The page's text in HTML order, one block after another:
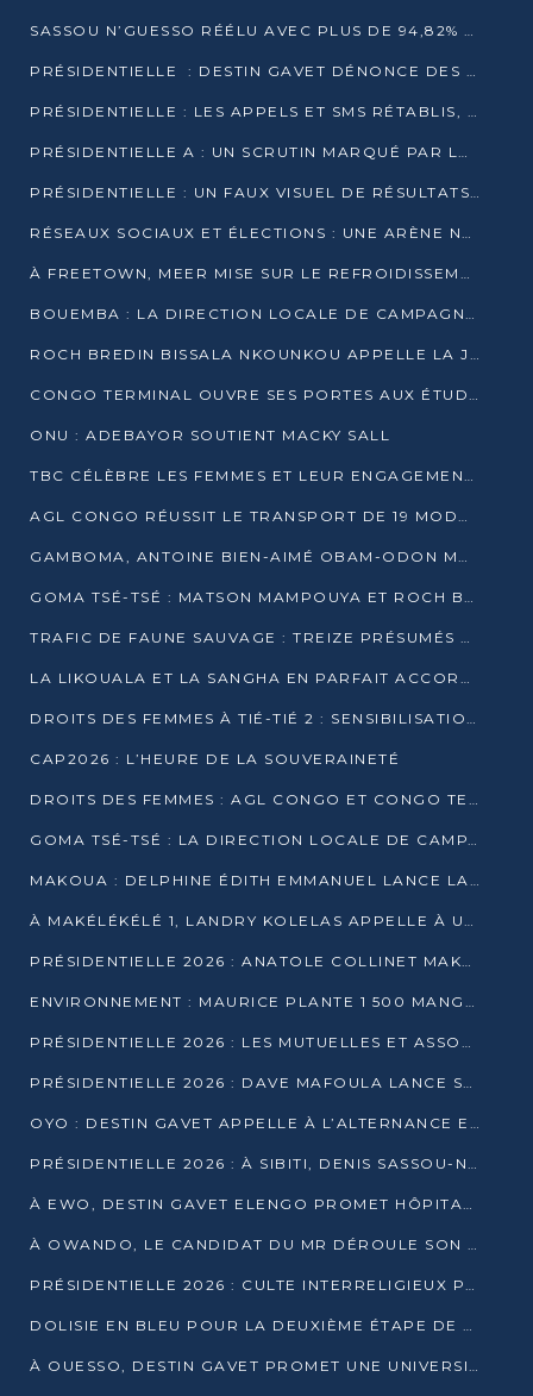
SASSOU N’GUESSO RÉÉLU AVEC PLUS DE 94,82% DES VOIX
PRÉSIDENTIELLE : DESTIN GAVET DÉNONCE DES IRRÉGULARITÉS ET REVENDIQUE LA VICTOIRE
PRÉSIDENTIELLE : LES APPELS ET SMS RÉTABLIS, INTERNET RESTE BLOQUÉ
PRÉSIDENTIELLE A : UN SCRUTIN MARQUÉ PAR LA COUPURE D’INTERNET ET UNE AFFLUENCE TIMIDE À BRAZZAVILLE
PRÉSIDENTIELLE : UN FAUX VISUEL DE RÉSULTATS CIRCULE
RÉSEAUX SOCIAUX ET ÉLECTIONS : UNE ARÈNE NUMÉRIQUE EN PLEINE MUTATION AU CONGO
À FREETOWN, MEER MISE SUR LE REFROIDISSEMENT PASSIF FACE À LA CHALEUR EXTRÊME
BOUEMBA : LA DIRECTION LOCALE DE CAMPAGNE DE DENIS SASSOU N’GUESSO MULTIPLIE LES ACTIVITÉS DE MOBILISATION
ROCH BREDIN BISSALA NKOUNKOU APPELLE LA JEUNESSE DE GOMA TSÉ-TSÉ À UN VOTE MASSIF POUR DENIS SASSOU NGUESSO
CONGO TERMINAL OUVRE SES PORTES AUX ÉTUDIANTS EN TRANSPORT ET LOGISTIQUE
ONU : ADEBAYOR SOUTIENT MACKY SALL
TBC CÉLÈBRE LES FEMMES ET LEUR ENGAGEMENT À L’OCCASION DU 8 MARS
AGL CONGO RÉUSSIT LE TRANSPORT DE 19 MODULES HORS GABARIT ENTRE POINTE-NOIRE ET BRAZZAVILLE
GAMBOMA, ANTOINE BIEN-AIMÉ OBAM-ODON MOBILISE LES 32 148 ÉLECTEURS EN FAVEUR DE DENIS SASSOU NGUESSO
GOMA TSÉ-TSÉ : MATSON MAMPOUYA ET ROCH BREDIN BISSALA NKOUNKOU EN CAMPAGNE DE PROXIMITÉ
TRAFIC DE FAUNE SAUVAGE : TREIZE PRÉSUMÉS TRAFIQUANTS INTERPELLÉS AU CONGO EN 2025
LA LIKOUALA ET LA SANGHA EN PARFAIT ACCORD AVEC LE PROJET DE SOCIÉTÉ DU CANDIDAT DENIS SASSOU-N’GUESSO
DROITS DES FEMMES À TIÉ-TIÉ 2 : SENSIBILISATION ET PÉDAGOGIE SUR LE DROIT DE VOTE
CAP2026 : L’HEURE DE LA SOUVERAINETÉ
DROITS DES FEMMES : AGL CONGO ET CONGO TERMINAL METTENT EN AVANT LE LEADERSHIP FÉMININ
GOMA TSÉ-TSÉ : LA DIRECTION LOCALE DE CAMPAGNE INTENSIFIE LA SENSIBILISATION DANS LES VILLAGES
MAKOUA : DELPHINE ÉDITH EMMANUEL LANCE LA CAMPAGNE POUR DENIS SASSOU-N’GUESSO
À MAKÉLÉKÉLÉ 1, LANDRY KOLELAS APPELLE À UNE MOBILISATION MASSIVE EN FAVEUR DE DENIS SASSOU-N’GUESSO
PRÉSIDENTIELLE 2026 : ANATOLE COLLINET MAKOSSO DÉFEND LE PROJET DE SOCIÉTÉ DE DENIS SASSOU NGUESSO
ENVIRONNEMENT : MAURICE PLANTE 1 500 MANGROVES POUR HONORER WANGARI MAATHAI
PRÉSIDENTIELLE 2026 : LES MUTUELLES ET ASSOCIATIONS S’IMPLIQUENT DANS LA CAMPAGNE ÉLECTORALE À TIÉ-TIÉ 2 (POINTE-NOIRE)
PRÉSIDENTIELLE 2026 : DAVE MAFOULA LANCE SA « VAGUE DU NOUVEAU DÉPART » À IMPFONDO
OYO : DESTIN GAVET APPELLE À L’ALTERNANCE ET À LA RESPONSABILITÉ DE LA JEUNESSE
PRÉSIDENTIELLE 2026 : À SIBITI, DENIS SASSOU-N’GUESSO PARIE SUR LES RESSOURCES DE LA LEKOUMOU
À EWO, DESTIN GAVET ELENGO PROMET HÔPITAL, CHEMIN DE FER ET AUDIT DES FINANCES PUBLIQUES
À OWANDO, LE CANDIDAT DU MR DÉROULE SON PROGRAMME DE “CHANGEMENT”
PRÉSIDENTIELLE 2026 : CULTE INTERRELIGIEUX POUR LA PAIX À OUENZÉ
DOLISIE EN BLEU POUR LA DEUXIÈME ÉTAPE DE CAMPAGNE DE DSN
À OUESSO, DESTIN GAVET PROMET UNE UNIVERSITÉ POUR LA SANGHA